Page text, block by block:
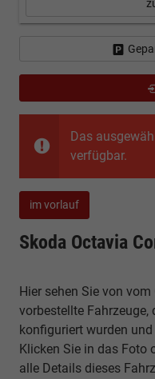
Das
verfügbar.
im vorlauf
Skoda Octavia
Hier sehen Sie von
vorbestellte
konfiguriert wurden
Klicken Sie in das Foto
alle Details dieses